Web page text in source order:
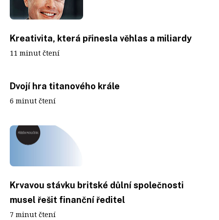
Kreativita, která přinesla věhlas a miliardy
11 minut čtení
Dvojí hra titanového krále
6 minut čtení
Krvavou stávku britské důlní společnosti
musel řešit finanční ředitel
7 minut čtení